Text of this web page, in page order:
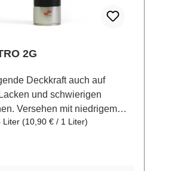
2G
Deckkraft auch auf
und schwierigen
Versehen mit niedrigem
die Nitro Colors das genau
Arbeiten. Erhhätlich in 10
Liter (10,90 € / 1 Liter)
Preis: